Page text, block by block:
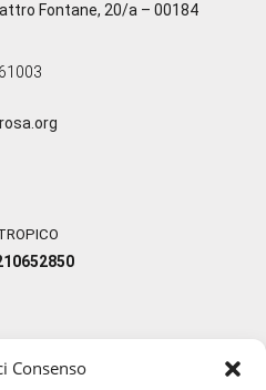
Consenso
Fontane, 20/a – 00184